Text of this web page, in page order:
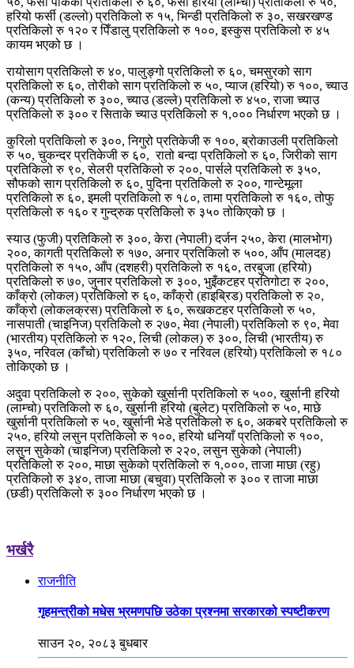
हरियो फर्सी (डल्लो) प्रतिकिलो रु १५, भिन्डी प्रतिकिलो रु ३०, सखरखण्ड
प्रतिकिलो रु १२० र पिँडालु प्रतिकिलो रु १००, इस्कुस प्रतिकिलो रु ४५
कायम भएको छ ।
रायोसाग प्रतिकिलो रु ४०, पालुङ्गो प्रतिकिलो रु ६०, चमसुरको साग
प्रतिकिलो रु ६०, तोरीको साग प्रतिकिलो रु ५०, प्याज (हरियो) रु १००, च्याउ
(कन्य) प्रतिकिलो रु ३००, च्याउ (डल्ले) प्रतिकिलो रु ४५०, राजा च्याउ
प्रतिकिलो रु ३०० र सिताके च्याउ प्रतिकिलो रु १,००० निर्धारण भएको छ ।
कुरिलो प्रतिकिलो रु ३००, निगुरो प्रतिकेजी रु १००, ब्रोकाउली प्रतिकिलो
रु ५०, चुकन्दर प्रतिकेजी रु ६०, रातो बन्दा प्रतिकिलो रु ६०, जिरीको साग
प्रतिकिलो रु ९०, सेलरी प्रतिकिलो रु २००, पार्सले प्रतिकिलो रु ३५०,
सौफको साग प्रतिकिलो रु ६०, पुदिना प्रतिकिलो रु २००, गान्टेमूला
प्रतिकिलो रु ६०, इमली प्रतिकिलो रु १८०, तामा प्रतिकिलो रु १६०, तोफु
प्रतिकिलो रु १६० र गुन्द्रुक प्रतिकिलो रु ३५० तोकिएको छ ।
स्याउ (फुजी) प्रतिकिलो रु ३००, केरा (नेपाली) दर्जन २५०, केरा (मालभोग)
२००, कागती प्रतिकिलो रु १७०, अनार प्रतिकिलो रु ५००, आँप (मालदह)
प्रतिकिलो रु १५०, आँप (दशहरी) प्रतिकिलो रु १६०, तरबुजा (हरियो)
प्रतिकिलो रु ७०, जुनार प्रतिकिलो रु ३००, भुइँकटहर प्रतिगोटा रु २००,
काँक्रो (लोकल) प्रतिकिलो रु ६०, काँक्रो (हाइब्रिड) प्रतिकिलो रु २०,
काँक्रो (लोकलक्रस) प्रतिकिलो रु ६०, रूखकटहर प्रतिकिलो रु ५०,
नासपाती (चाइनिज) प्रतिकिलो रु २७०, मेवा (नेपाली) प्रतिकिलो रु ९०, मेवा
(भारतीय) प्रतिकिलो रु १२०, लिची (लोकल) रु ३००, लिची (भारतीय) रु
३५०, नरिवल (काँचो) प्रतिकिलो रु ७० र नरिवल (हरियो) प्रतिकिलो रु १८०
तोकिएको छ ।
अदुवा प्रतिकिलो रु २००, सुकेको खुर्सानी प्रतिकिलो रु ५००, खुर्सानी हरियो
(लाम्चो) प्रतिकिलो रु ६०, खुर्सानी हरियो (बुलेट) प्रतिकिलो रु ५०, माछे
खुर्सानी प्रतिकिलो रु ५०, खुर्सानी भेडे प्रतिकिलो रु ६०, अकबरे प्रतिकिलो रु
२५०, हरियो लसुन प्रतिकिलो रु १००, हरियो धनियाँ प्रतिकिलो रु १००,
लसुन सुकेको (चाइनिज) प्रतिकिलो रु २२०, लसुन सुकेको (नेपाली)
प्रतिकिलो रु २००, माछा सुकेको प्रतिकिलो रु १,०००, ताजा माछा (रहु)
प्रतिकिलो रु ३४०, ताजा माछा (बचुवा) प्रतिकिलो रु ३०० र ताजा माछा
(छडी) प्रतिकिलो रु ३०० निर्धारण भएको छ ।
भर्खरै
राजनीति
गृहमन्त्रीको मधेस भ्रमणपछि उठेका प्रश्नमा सरकारको स्पष्टीकरण
साउन २०, २०८३ बुधबार